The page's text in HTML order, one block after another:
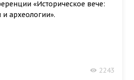
«Историческое вече:
археологии».
2243